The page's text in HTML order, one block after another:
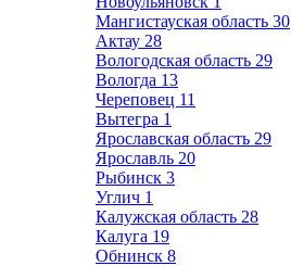
Мангистауская область 30
Актау 28
Вологодская область 29
Вологда 13
Череповец 11
Вытегра 1
Ярославская область 29
Ярославль 20
Рыбинск 3
Углич 1
Калужская область 28
Калуга 19
Обнинск 8